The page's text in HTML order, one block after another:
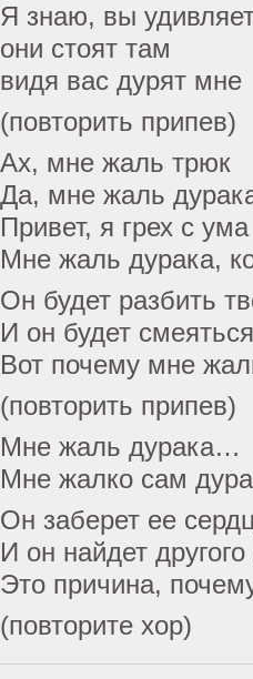
Я знаю, вы
они стоят там
видя вас дурят мне
(повторить припев)
Ах, мне жаль трюк
Да, мне жаль
Привет, я грех с ума
Мне жаль дурака,
Он будет разбить
И он будет
Вот почему мне
(повторить припев)
Мне жаль дурака…
Мне жалко сам
Он заберет ее
И он найдет
Это причина,
(повторите хор)